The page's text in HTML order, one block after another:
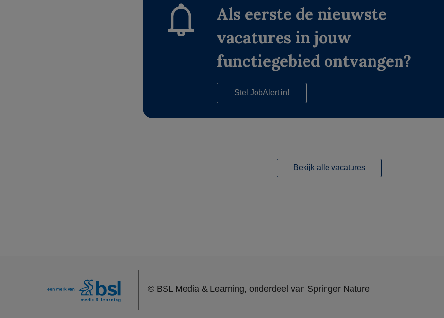
Als eerste de nieuwste
vacatures in jouw
functiegebied ontvangen?
Stel JobAlert in!
Bekijk alle vacatures
© BSL Media & Learning, onderdeel van Springer Nature